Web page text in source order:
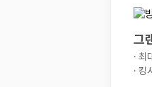
그
·최
·킹